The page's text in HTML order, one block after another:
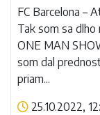
FC Barcelona –
Tak som sa
ONE MAN
som dal
priam...
25.10.2022,